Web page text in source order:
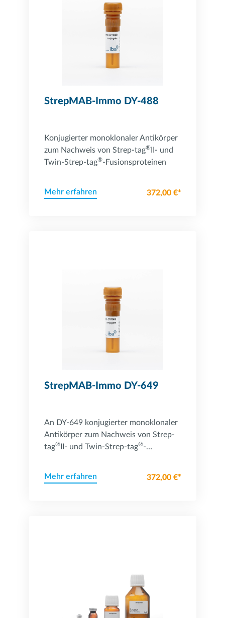
StrepMAB-Immo DY-488
Konjugierter monoklonaler Antikörper
zum Nachweis von Strep-tag®II- und
Twin-Strep-tag®-Fusionsproteinen
Mehr erfahren 372,00 €*
StrepMAB-Immo DY-649
An DY-649 konjugierter monoklonaler
Antikörper zum Nachweis von Strep-
tag®II- und Twin-Strep-tag®-
Mehr erfahren 372,00 €*